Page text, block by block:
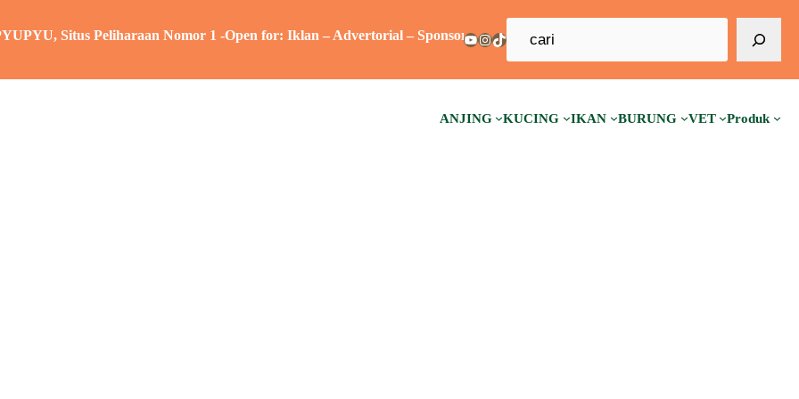
Peliharaan Nomor 1 -Open for: Iklan – Advertorial – Sponsorship – Guest Post – Backlink –
YouTube
Instagram
TikTok
a
r
i
ANJING KUCING IKAN BURUNG VET Produk